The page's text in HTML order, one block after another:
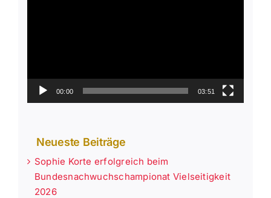
00:00 03:51
Neueste Beiträge
Sophie Korte erfolgreich beim
Bundesnachwuchschampionat Vielseitigkeit
2026